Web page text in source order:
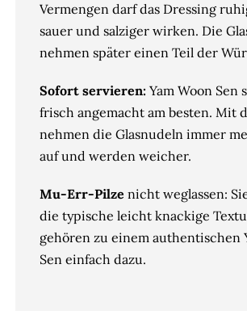
Vermengen darf das Dressing
sauer und salziger wirken. Die
nehmen später einen Teil der
Sofort servieren: Yam Woon Sen
frisch angemacht am besten. Mit
nehmen die Glasnudeln immer
auf und werden weicher.
Mu-Err-Pilze nicht weglassen:
die typische leicht knackige
gehören zu einem authentischen
Sen einfach dazu.